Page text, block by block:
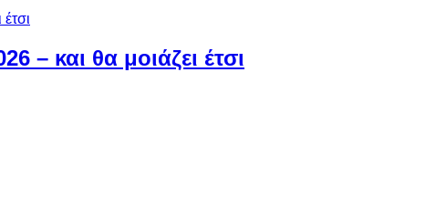
– και θα μοιάζει έτσι